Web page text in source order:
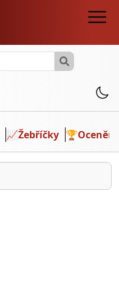
📈Žebříčky 🏆Ocenění